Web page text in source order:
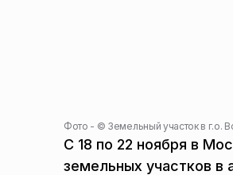
Фото - © Земельный участок в г.о.
С 18 по 22 ноября в
земельных участков в